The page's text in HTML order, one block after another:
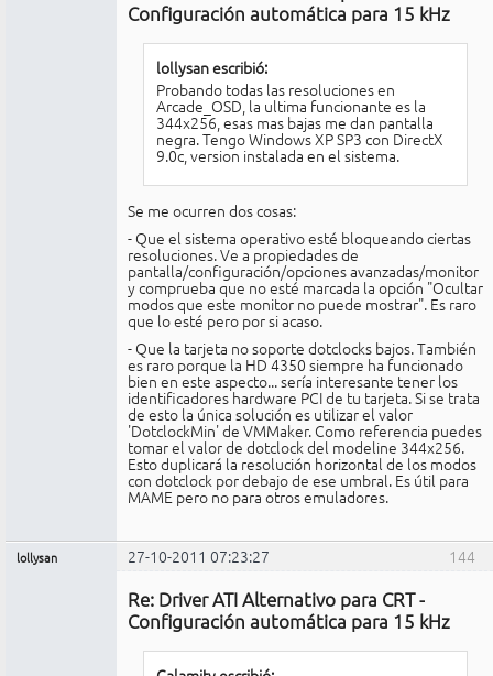
Configuración automática para 15 kHz
lollysan escribió:
Probando todas las resoluciones en
Arcade_OSD, la ultima funcionante es la
344x256, esas mas bajas me dan pantalla
negra. Tengo Windows XP SP3 con DirectX
9.0c, version instalada en el sistema.
Se me ocurren dos cosas:
- Que el sistema operativo esté bloqueando ciertas
resoluciones. Ve a propiedades de
pantalla/configuración/opciones avanzadas/monitor
y comprueba que no esté marcada la opción "Ocultar
modos que este monitor no puede mostrar". Es raro
que lo esté pero por si acaso.
- Que la tarjeta no soporte dotclocks bajos. También
es raro porque la HD 4350 siempre ha funcionado
bien en este aspecto... sería interesante tener los
identificadores hardware PCI de tu tarjeta. Si se trata
de esto la única solución es utilizar el valor
'DotclockMin' de VMMaker. Como referencia puedes
tomar el valor de dotclock del modeline 344x256.
Esto duplicará la resolución horizontal de los modos
con dotclock por debajo de ese umbral. Es útil para
MAME pero no para otros emuladores.
144
lollysan 27-10-2011 07:23:27
Re: Driver ATI Alternativo para CRT -
Configuración automática para 15 kHz